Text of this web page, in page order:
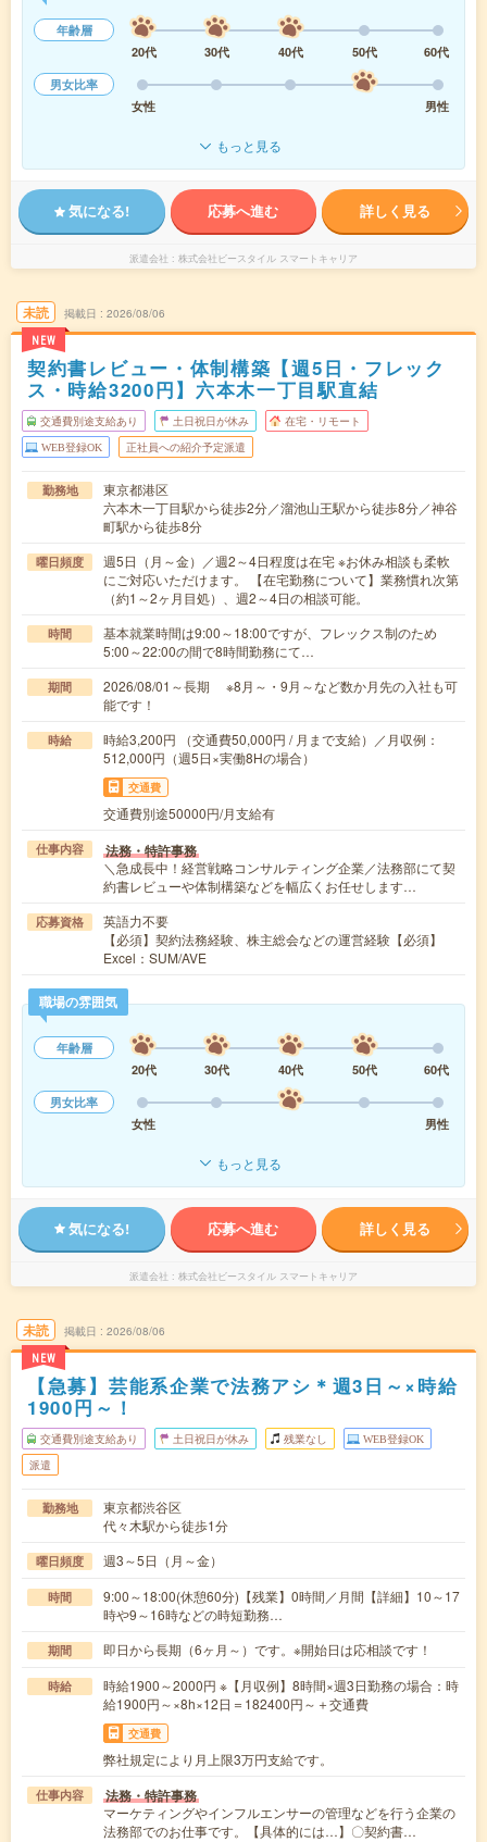
年齢層
20代
30代 40代 50代
60代
男女比率
女性
男性
もっと見る
気になる! 応募へ進む 詳しく見る
派遣会社 株式会社ビースタイル スマートキャリア
未読
NEW
掲載日 2026/08/06
契約書レビュー・体制構築【週5日・フレック
ス・時給3200円】六本木一丁目駅直結
交通費別途支給あり 土日祝日が休み 在宅・リモート
WEB登録OK 正社員への紹介予定派遣
勤務地
東京都港区
六本木一丁目駅から徒歩2分／溜池山王駅から徒歩8分／神谷
町駅から徒歩8分
曜日頻度
週5日（月～金）／週2～4日程度は在宅 ※お休み相談も柔軟
にご対応いただけます。 【在宅勤務について】業務慣れ次第
（約1～2ヶ月目処）、週2～4日の相談可能。
時間
基本就業時間は9:00～18:00ですが、フレックス制のため
5:00～22:00の間で8時間勤務にて…
期間
2026/08/01～長期 ※8月～・9月～など数か月先の入社も可
能です！
時給
時給3,200円 （交通費50,000円 / 月まで支給）／月収例：
512,000円（週5日×実働8Hの場合）
交通費
交通費別途50000円/月支給有
仕事内容 法務・特許事務
＼急成長中！経営戦略コンサルティング企業／法務部にて契
約書レビューや体制構築などを幅広くお任せします…
応募資格
英語力不要
【必須】契約法務経験、株主総会などの運営経験【必須】
Excel：SUM/AVE
職場の雰囲気
年齢層
20代
30代 40代 50代
60代
男女比率
女性
男性
もっと見る
気になる! 応募へ進む 詳しく見る
派遣会社 株式会社ビースタイル スマートキャリア
未読
NEW
掲載日 2026/08/06
【急募】芸能系企業で法務アシ＊週3日～×時給
1900円～！
交通費別途支給あり 土日祝日が休み 残業なし WEB登録OK
派遣
勤務地
東京都渋谷区
代々木駅から徒歩1分
曜日頻度 週3～5日（月～金）
時間
9:00～18:00(休憩60分)【残業】0時間／月間【詳細】10～17
時や9～16時などの時短勤務…
期間 即日から長期（6ヶ月～）です。※開始日は応相談です！
時給
時給1900～2000円 ※【月収例】8時間×週3日勤務の場合：時
給1900円～×8h×12日＝182400円～＋交通費
交通費
弊社規定により月上限3万円支給です。
仕事内容 法務・特許事務
マーケティングやインフルエンサーの管理などを行う企業の
法務部でのお仕事です。【具体的には…】〇契約書…